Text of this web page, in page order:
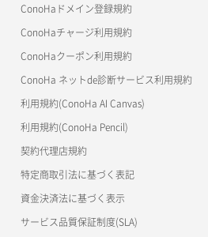
リスナー作成
リスナー削除
リスナー更新
リスナー詳細取得
ロードバランサー一覧取得
ロードバランサー削除
ラージオブジェクトアップロード(DLO)
一時的Web公開
OpenStack CLI
Terraform
s3cmd
公開API(ConoHa VPS Ver.2.0)
ConoHaドメイン登録規約
ConoHaチャージ利用規約
ConoHaクーポン利用規約
ConoHa ネットde診断サービス利用規約
利用規約(ConoHa AI Canvas)
利用規約(ConoHa Pencil)
契約代理店規約
特定商取引法に基づく表記
資金決済法に基づく表示
サービス品質保証制度(SLA)